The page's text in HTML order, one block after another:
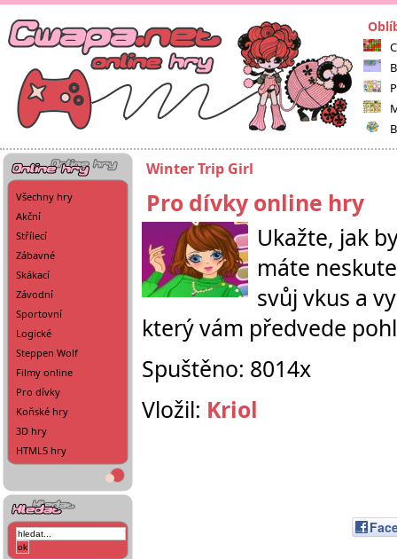
Všechny hry
Akční
Střílecí
Zábavné
Skákací
Závodní
Sportovní
Logické
Steppen Wolf
Filmy online
Pro dívky
Koňské hry
3D hry
HTML5 hry
Winter Trip Girl
Pro dívky online hry
Ukažte, jak
máte
svůj vkus a
který vám předvede
Spuštěno: 8014x
Vložil: Kriol